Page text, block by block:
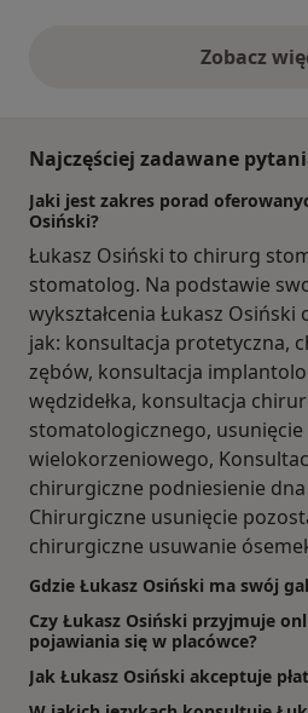
Zobacz
Najczęściej zadawane
Jaki jest zakres porad
Osiński?
Łukasz Osiński to chirurg
stomatolog. Na podstawie
wykształcenia Łukasz Osiński
jak: konsultacja protetyczna,
zębów, konsultacja
wędzidełka, konsultacja
stomatologicznego, usunięcie
wielokorzeniowego,
chirurgiczne podniesienie
Chirurgiczne usunięcie
chirurgiczne usuwanie
Gdzie Łukasz Osiński ma swój
Czy Łukasz Osiński przyjmuje
pojawiania się w placówce?
Jak Łukasz Osiński akceptuje